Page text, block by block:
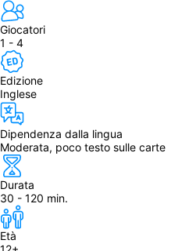
Giocatori
1 - 4
Edizione
Inglese
Dipendenza dalla lingua
Moderata, poco testo sulle carte
Durata
30 - 120 min.
Età